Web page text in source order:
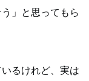
」と思ってもら
るけれど、実は